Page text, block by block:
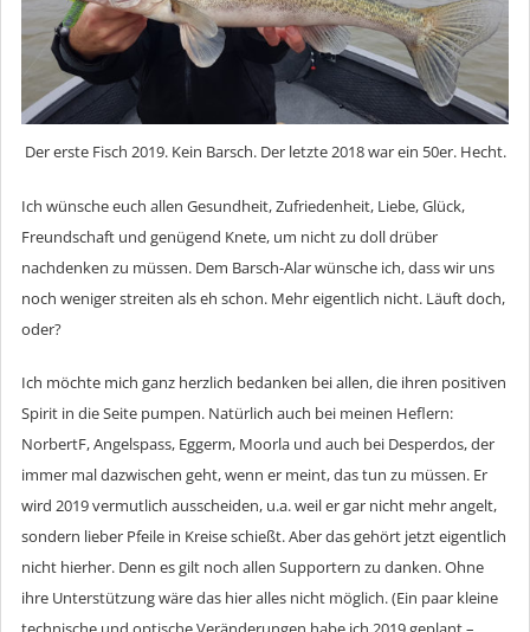
Der erste Fisch 2019. Kein Barsch. Der letzte 2018 war ein 50er. Hecht.
Ich wünsche euch allen Gesundheit, Zufriedenheit, Liebe, Glück,
Freundschaft und genügend Knete, um nicht zu doll drüber
nachdenken zu müssen. Dem Barsch-Alar wünsche ich, dass wir uns
noch weniger streiten als eh schon. Mehr eigentlich nicht. Läuft doch,
oder?
Ich möchte mich ganz herzlich bedanken bei allen, die ihren positiven
Spirit in die Seite pumpen. Natürlich auch bei meinen Heflern:
NorbertF, Angelspass, Eggerm, Moorla und auch bei Desperdos, der
immer mal dazwischen geht, wenn er meint, das tun zu müssen. Er
wird 2019 vermutlich ausscheiden, u.a. weil er gar nicht mehr angelt,
sondern lieber Pfeile in Kreise schießt. Aber das gehört jetzt eigentlich
nicht hierher. Denn es gilt noch allen Supportern zu danken. Ohne
ihre Unterstützung wäre das hier alles nicht möglich. (Ein paar kleine